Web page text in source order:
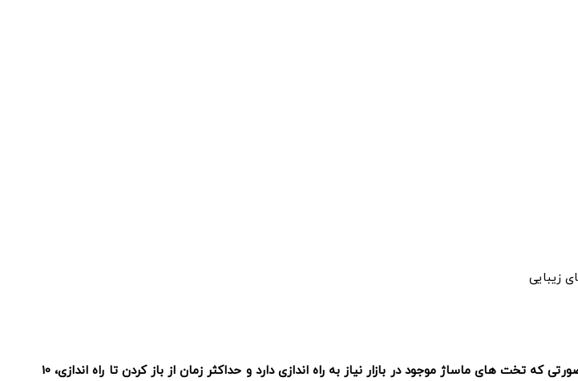
زیبایی
زمان باز کردن تا استفاده از تخت های پرتابل ریلکس حداکثر 10 ثانیه می باشد در صورتی که تخت های ماساژ موجود در بازار نیاز به راه اندازی دارد و حداکثر زمان از باز کردن تا راه اندازی، 10